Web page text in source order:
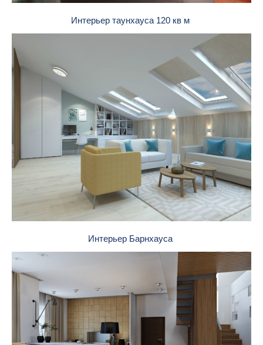
Интерьер таунхауса 120 кв м
Интерьер Барнхауса